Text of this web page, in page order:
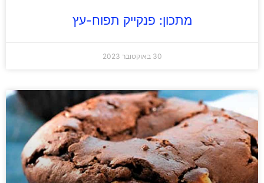
מתכון: פנקייק תפוח-עץ
30 באוקטובר 2023